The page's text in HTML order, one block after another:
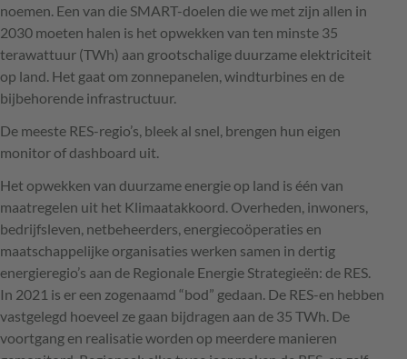
noemen. Een van die SMART-doelen die we met zijn allen in
2030 moeten halen is het opwekken van ten minste 35
terawattuur (TWh) aan grootschalige duurzame elektriciteit
op land. Het gaat om zonnepanelen, windturbines en de
bijbehorende infrastructuur.
De meeste RES-regio’s, bleek al snel, brengen hun eigen
monitor of dashboard uit.
Het opwekken van duurzame energie op land is één van
maatregelen uit het Klimaatakkoord. Overheden, inwoners,
bedrijfsleven, netbeheerders, energiecoöperaties en
maatschappelijke organisaties werken samen in dertig
energieregio’s aan de Regionale Energie Strategieën: de RES
In 2021 is er een zogenaamd “bod” gedaan. De RES-en hebben
vastgelegd hoeveel ze gaan bijdragen aan de 35 TWh. De
voortgang en realisatie worden op meerdere manieren